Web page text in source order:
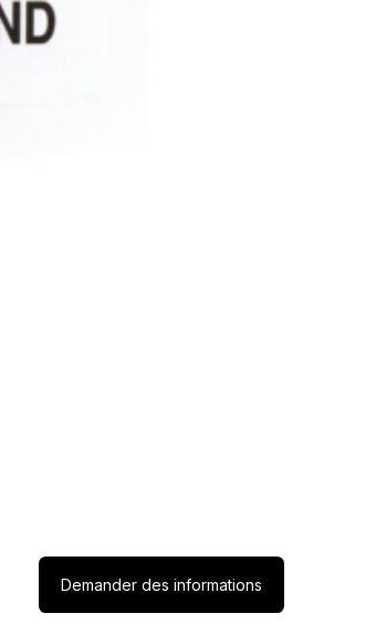
Demander des informations